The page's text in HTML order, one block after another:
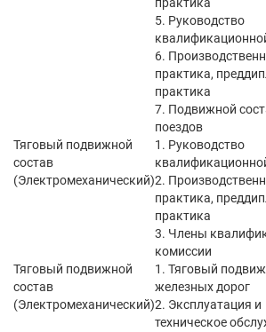
5. Руководство
6.
практика,
практика
7. Подвижной
поездов
Тяговый подвижной
состав
(Электромеханический)
1. Руководство
2.
практика,
практика
3. Члены
комиссии
Тяговый подвижной
состав
(Электромеханический)
1. Тяговый
железных дорог
2. Эксплуатация и
техническое